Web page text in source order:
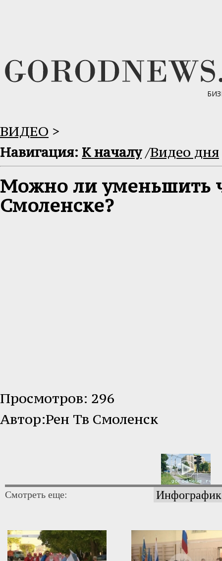
ВИДЕО >
Навигация: К началу/Видео дня
Можно ли уменьшить
Смоленске?
Просмотров: 296
Автор:Рен Тв Смоленск
Смотреть еще: